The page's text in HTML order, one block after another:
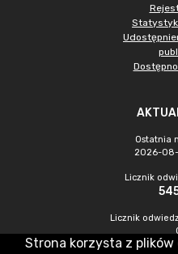
Ostatnia
2026-08-
Licznik
Licznik
1
Strona korzysta z plików